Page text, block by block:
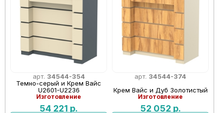
арт. 34544-354
Темно-серый и Крем Вайс
U2601-U2236
Изготовление
54 221 р.
арт. 34544-374
Крем Вайс и Дуб Золотистый
Изготовление
52 052 р.